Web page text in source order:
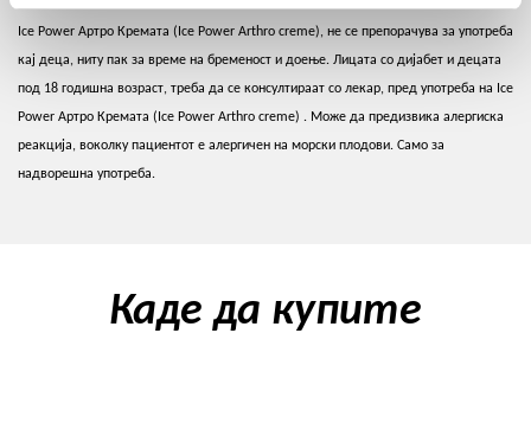
Ice Power Артро Кремата (Ice Power Arthro creme), не се препорачува за употреба
кај деца, ниту пак за време на бременост и доење. Лицата со дијабет и децата
под 18 годишна возраст, треба да се консултираат со лекар, пред употреба на Ice
Power Артро Кремата (Ice Power Arthro creme) . Може да предизвика алергиска
реакција, воколку пациентот е алергичен на морски плодови. Само за
надворешна употреба.
Каде да купите